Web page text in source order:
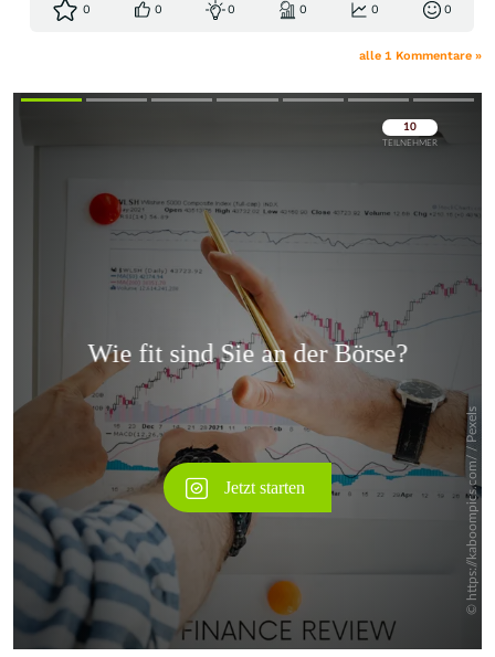
0 0 0 0 0 0
alle 1 Kommentare »
Überspringen